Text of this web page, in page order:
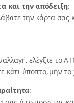
και την απόδειξη:
την κάρτα σας
ελέγξτε το
κάτι ύποπτο, μην
: